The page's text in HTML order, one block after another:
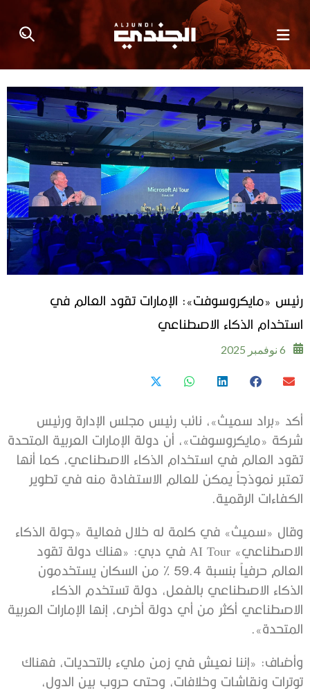
رئيس «مايكروسوفت»: الإمارات تقود العالم في
استخدام الذكاء الاصطناعي
6 نوفمبر 2025
أكد «براد سميث»، نائب رئيس مجلس الإدارة ورئيس
شركة «مايكروسوفت»، أن دولة الإمارات العربية المتحدة
تقود العالم في استخدام الذكاء الاصطناعي، كما أنها
تعتبر نموذجاً يمكن للعالم الاستفادة منه في تطوير
الكفاءات الرقمية.
وقال «سميث» في كلمة له خلال فعالية «جولة الذكاء
الاصطناعي» AI Tour في دبي: «هناك دولة تقود
العالم حرفياً بنسبة 59.4 % من السكان يستخدمون
الذكاء الاصطناعي بالفعل، دولة تستخدم الذكاء
الاصطناعي أكثر من أي دولة أخرى، إنها الإمارات العربية
المتحدة».
وأضاف: «إننا نعيش في زمن مليء بالتحديات، فهناك
توترات ونقاشات وخلافات، وحتى حروب بين الدول،